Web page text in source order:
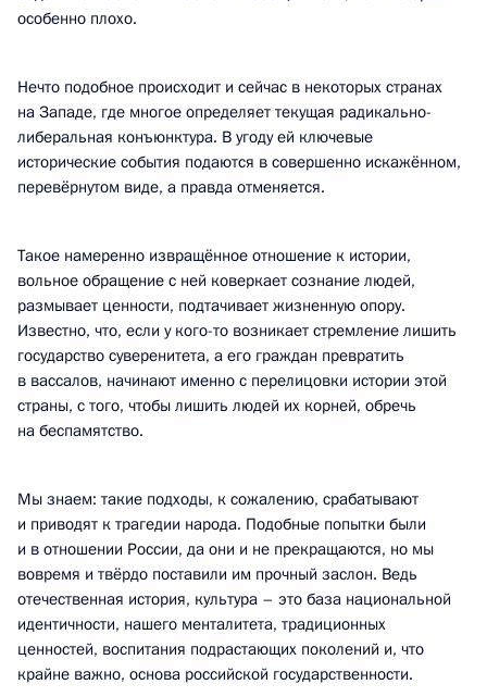
особенно плохо.
Нечто подобное происходит и сейчас в некоторых странах
на Западе, где многое определяет текущая радикально-
либеральная конъюнктура. В угоду ей ключевые
исторические события подаются в совершенно искажённом,
перевёрнутом виде, а правда отменяется.
Такое намеренно извращённое отношение к истории,
вольное обращение с ней коверкает сознание людей,
размывает ценности, подтачивает жизненную опору.
Известно, что, если у кого-то возникает стремление лишить
государство суверенитета, а его граждан превратить
в вассалов, начинают именно с перелицовки истории этой
страны, с того, чтобы лишить людей их корней, обречь
на беспамятство.
Мы знаем: такие подходы, к сожалению, срабатывают
и приводят к трагедии народа. Подобные попытки были
и в отношении России, да они и не прекращаются, но мы
вовремя и твёрдо поставили им прочный заслон. Ведь
отечественная история, культура – это база национальной
идентичности, нашего менталитета, традиционных
ценностей, воспитания подрастающих поколений и, что
крайне важно, основа российской государственности.